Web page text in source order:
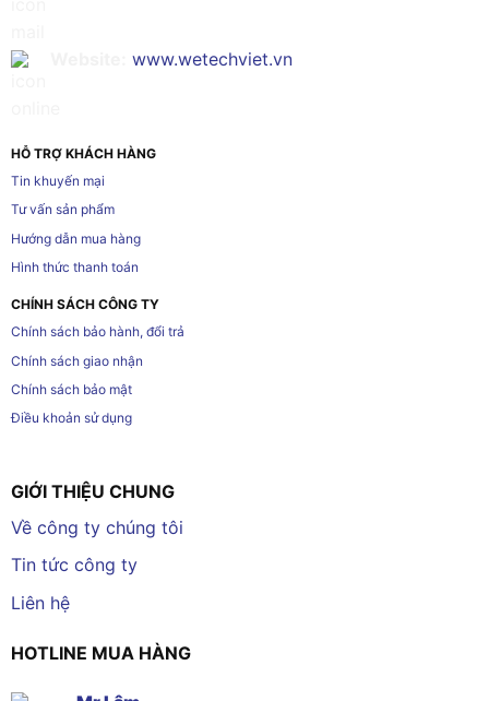
www.wetechviet.vn
HỖ TRỢ KHÁCH HÀNG
Tin khuyến mại
Tư vấn sản phẩm
Hướng dẫn mua hàng
Hình thức thanh toán
CHÍNH SÁCH CÔNG TY
Chính sách bảo hành, đổi trả
Chính sách giao nhận
Chính sách bảo mật
Điều khoản sử dụng
GIỚI THIỆU CHUNG
Về công ty chúng tôi
Tin tức công ty
Liên hệ
HOTLINE MUA HÀNG